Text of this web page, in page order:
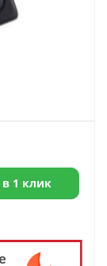
1 клик